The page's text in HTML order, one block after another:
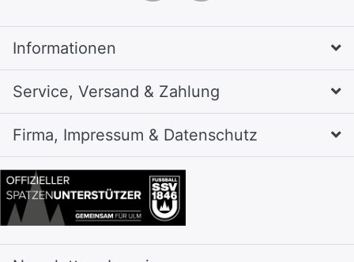
Informationen
Service, Versand & Zahlung
Firma, Impressum & Datenschutz